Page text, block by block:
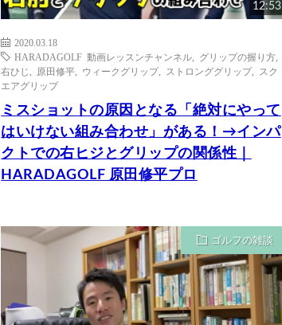
12:53
2020.03.18
HARADAGOLF 動画レッスンチャンネル
グリップの握り方
右ひじ
原田修平 ウィークグリップ, ストロンググリップ,
スク
エアグリップ
ミスショットの原因となる「絶対にやって
はいけない組み合わせ」がある！→インパ
クトでの右ヒジとグリップの関係性｜
HARADAGOLF 原田修平プロ
ゴルフの雑談